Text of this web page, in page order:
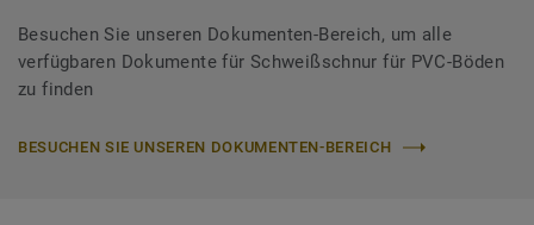
Besuchen Sie unseren Dokumenten-Bereich, um alle
verfügbaren Dokumente für Schweißschnur für PVC-Böden
zu finden
BESUCHEN SIE UNSEREN DOKUMENTEN-BEREICH